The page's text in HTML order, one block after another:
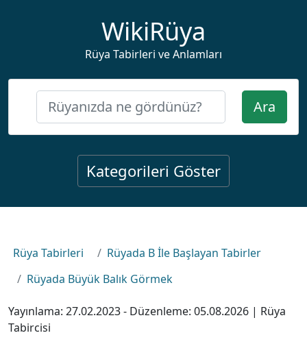
WikiRüya
Rüya Tabirleri ve Anlamları
Ara
Kategorileri Göster
Rüya Tabirleri
Rüyada B İle Başlayan Tabirler
Rüyada Büyük Balık Görmek
Yayınlama: 27.02.2023- Düzenleme: 05.08.2026 | Rüya
Tabircisi